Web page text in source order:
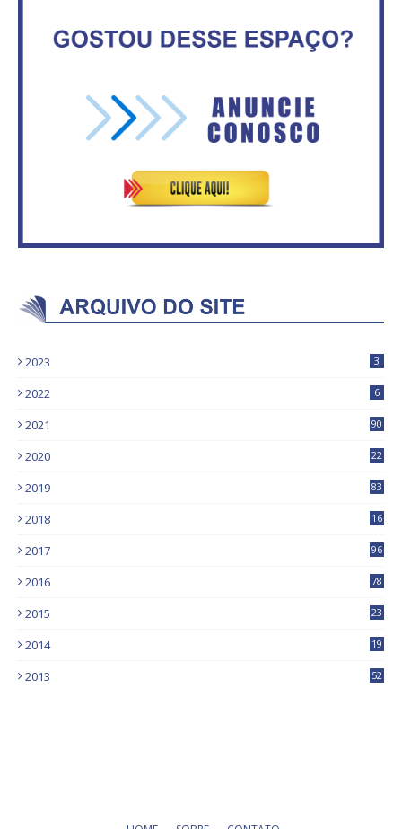
ASVECOM: Renúncia Ana Neves
Secretaria da Fazenda abre 120
vagas no Distrito Federal
2023 3
2022 6
2021 90
2020
22
2019
83
2018
16
2017
96
2016
78
2015 23
2014 19
2013 52